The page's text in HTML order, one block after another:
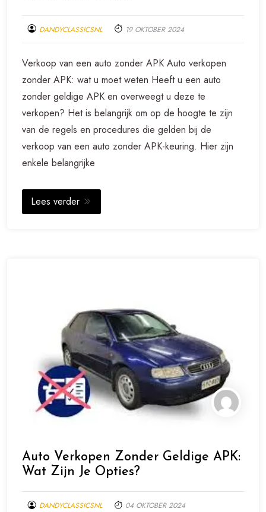
DANDYCLASSICSNL 19 OKTOBER 2024
Verkoop van een auto zonder APK Auto verkopen
zonder APK: wat u moet weten Heeft u een auto
zonder geldige APK en overweegt u deze te
verkopen? Het is belangrijk om op de hoogte te zijn
van de regels en procedures die gelden bij de
verkoop van een auto zonder APK-keuring. Hier zijn
enkele belangrijke
Lees verder
Auto Verkopen Zonder Geldige APK:
Wat Zijn Je Opties?
DANDYCLASSICSNL 04 OKTOBER 2024